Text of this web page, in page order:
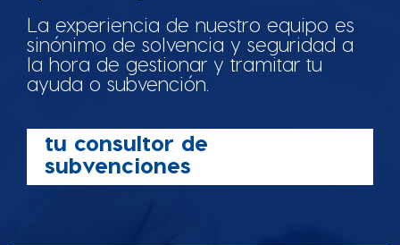
La experiencia de nuestro equipo es
sinónimo de solvencia y seguridad a
la hora de gestionar y tramitar tu
ayuda o subvención.
tu consultor de
subvenciones